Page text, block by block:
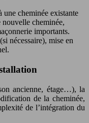
une cheminée existante
nouvelle cheminée,
importants.
nécessaire), mise en
ancienne, étage…), la
de la cheminée,
de l’intégration du